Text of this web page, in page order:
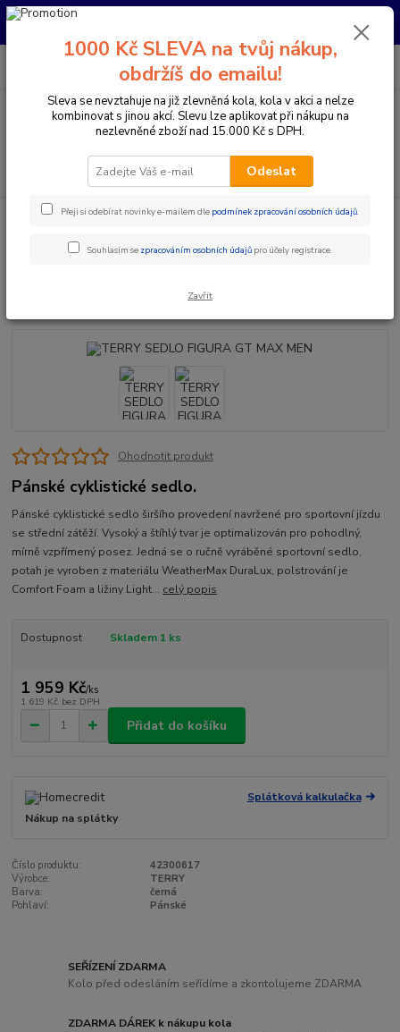
Pro nachystání kola / doplňků na prodejně si prosím zavolejte dopředu.
Menu
CZK
PO-PÁ 10:00-17:00 | SO: 9:00-12:00
Komponenty na kolo Sedla MTB sedla
TERRY SEDLO
Ohodnotit produkt
Pánské cyklistické sedlo.
Pánské cyklistické sedlo širšího provedení navržené pro sportovní jízdu
se střední zátěží. Vysoký a štíhlý tvar je optimalizován pro pohodlný,
mírně vzpřímený posez. Jedná se o ručně vyráběné sportovní sedlo,
potah je vyroben z materiálu WeatherMax DuraLux, polstrování je
Comfort Foam a ližiny Light... celý popis
Dostupnost Skladem 1 ks
1 959 Kč/ks
1 619 Kč bez DPH
Přidat do košíku
Splátková kalkulačka
Nákup na splátky
Číslo produktu:
42300617
Výrobce:
TERRY
Barva:
černá
Pohlaví:
Pánské
SEŘÍZENÍ ZDARMA
Kolo před odesláním seřídíme a zkontolujeme ZDARMA
ZDARMA DÁREK k nákupu kola
1000 Kč SLEVA na tvůj nákup,
obdržíš do emailu!
Sleva se nevztahuje na již zlevněná kola, kola v akci a nelze
kombinovat s jinou akcí. Slevu lze aplikovat při nákupu na
nezlevněné zboží nad 15.000 Kč s DPH.
Odeslat
Přeji si odebírat novinky e-mailem dle podmínek zpracování osobních údajů.
Souhlasím se zpracováním osobních údajů pro účely registrace.
Zavřít